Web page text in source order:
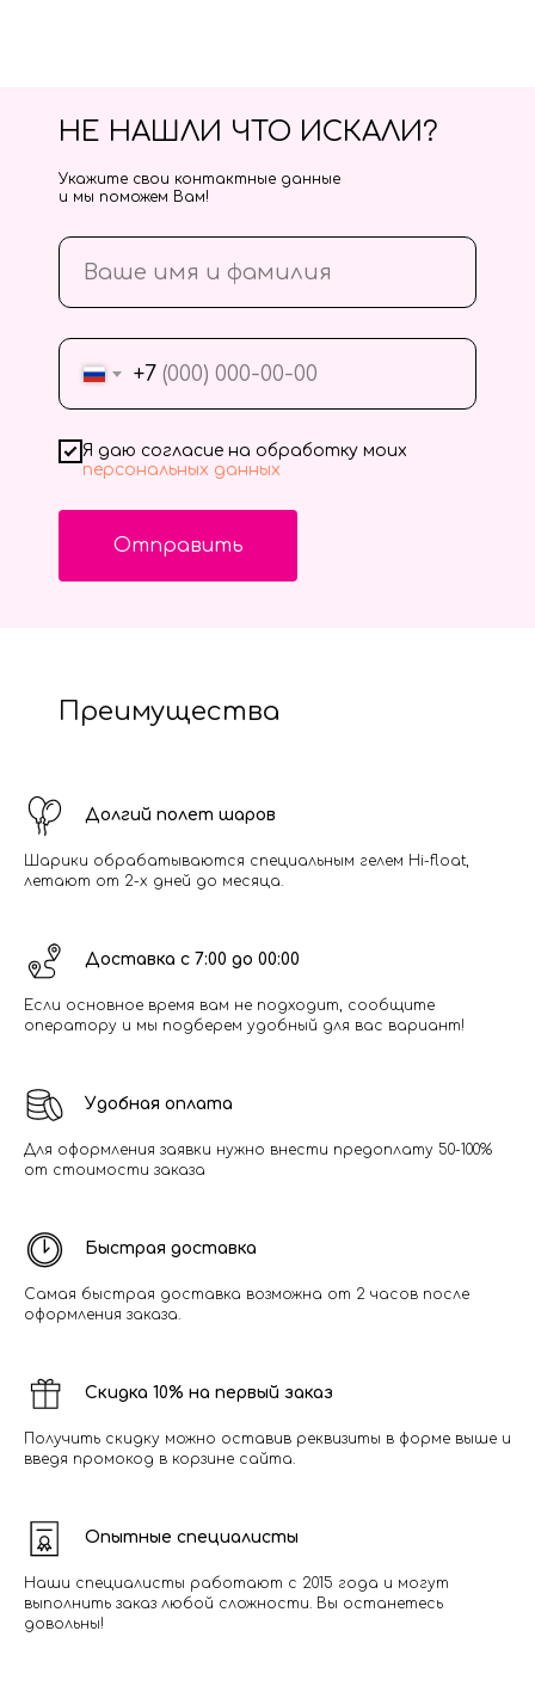
+7
Я даю согласие на обработку моих
персональных данных
Отправить
НЕ НАШЛИ ЧТО ИСКАЛИ?
Укажите свои контактные данные
и мы поможем Вам!
Преимущества
Долгий полет шаров
Шарики обрабатываются специальным гелем Hi-float,
летают от 2-х дней до месяца.
Доставка с 7:00 до 00:00
Если основное время вам не подходит, сообщите
оператору и мы подберем удобный для вас вариант!
Удобная оплата
Для оформления заявки нужно внести предоплату 50-100%
от стоимости заказа
Быстрая доставка
Самая быстрая доставка возможна от 2 часов после
оформления заказа.
Скидка 10% на первый заказ
Получить скидку можно оставив реквизиты в форме выше и
введя промокод в корзине сайта.
Опытные специалисты
Наши специалисты работают с 2015 года и могут
выполнить заказ любой сложности. Вы останетесь
довольны!